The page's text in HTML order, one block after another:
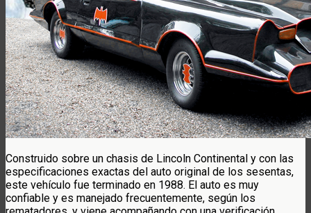
Construido sobre un chasis de Lincoln Continental y con las
especificaciones exactas del auto original de los sesentas,
este vehículo fue terminado en 1988. El auto es muy
confiable y es manejado frecuentemente, según los